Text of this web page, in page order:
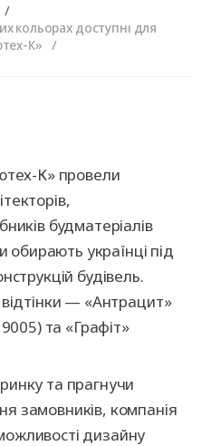
кольорах доступні для
К»
К» провели
будматеріалів
обирають українці під
будівель.
— «Антрацит»
та «Графіт»
та прагнучи
замовників, компанія
дизайну